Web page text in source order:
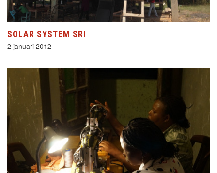
SOLAR SYSTEM SRI
2 januari 2012